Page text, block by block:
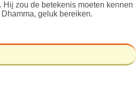
zou de betekenis moeten kennen
geluk bereiken.